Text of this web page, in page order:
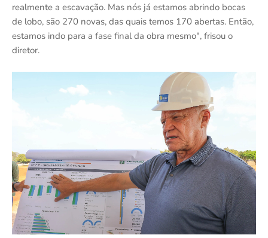
realmente a escavação. Mas nós já estamos abrindo bocas
de lobo, são 270 novas, das quais temos 170 abertas. Então,
estamos indo para a fase final da obra mesmo", frisou o
diretor.